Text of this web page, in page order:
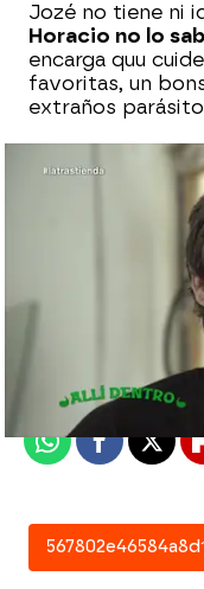
Jozé no tiene ni
Horacio no lo
encarga quu
favoritas, un
extraños
Publicado:16 de
WhatsappFacebook
X